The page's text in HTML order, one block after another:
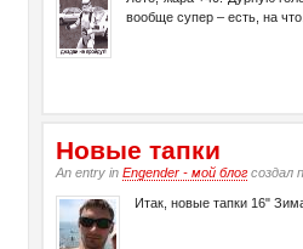
вообще супер – есть, на
Новые тапки
An entry inEngender - мой блогсоздал
Итак, новые тапки 16"